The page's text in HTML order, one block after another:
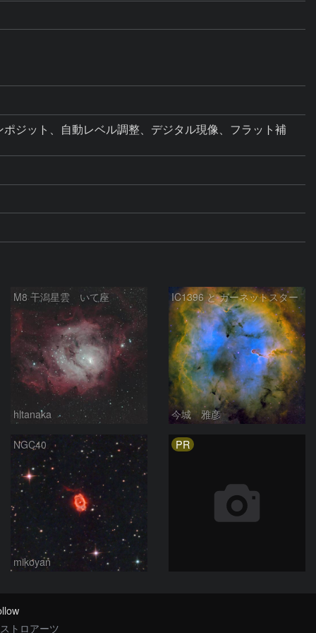
ジット、自動レベル調整、デジタル現像、フラット補
M8 干潟星雲 いて座
hltanaka
IC1396 と ガーネットスター
今城 雅彦
NGC40
mikoyan
PR
トロアーツ